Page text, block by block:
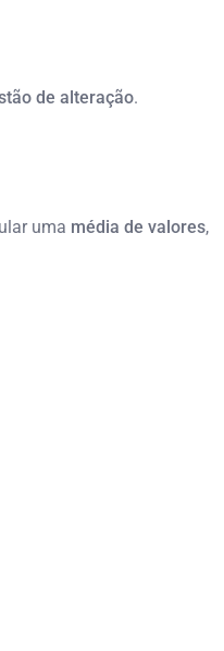
de alteração.
uma média de valores,